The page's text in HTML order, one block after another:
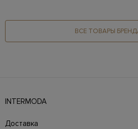
ВСЕ ТОВАРЫ
INTERMODA
брендов на 4 этажах в самом центре
также презентованы новинки с
Доставка